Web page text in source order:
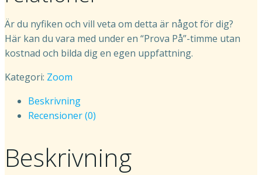
Är du nyfiken och vill veta om detta är något för dig?
Här kan du vara med under en “Prova På”-timme utan
kostnad och bilda dig en egen uppfattning.
Kategori: Zoom
Beskrivning
Recensioner (0)
Beskrivning